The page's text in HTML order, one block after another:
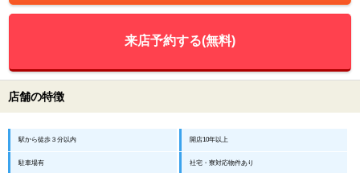
来店予約する(無料)
店舗の特徴
駅から徒歩３分以内 開店10年以上
駐車場有 社宅・寮対応物件あり